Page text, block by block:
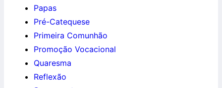
Papas
Pré-Catequese
Primeira Comunhão
Promoção Vocacional
Quaresma
Reflexão